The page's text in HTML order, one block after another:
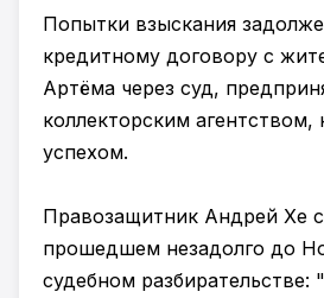
Попытки взыскания
кредитному договору с
Артёма через суд,
коллекторским агентством,
успехом.
Правозащитник Андрей Хе
прошедшем незадолго до
судебном разбирательстве: